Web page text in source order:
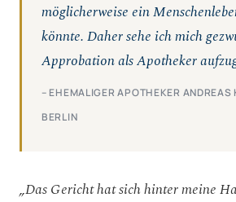
möglicherweise ein
könnte. Daher sehe ich mich
Approbation als Apotheker
– EHEMALIGER APOTHEKER ANDREAS
BERLIN
„Das Gericht hat sich hinter meine